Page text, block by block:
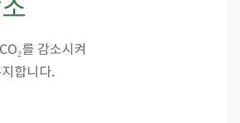
를 감소시켜
합니다.